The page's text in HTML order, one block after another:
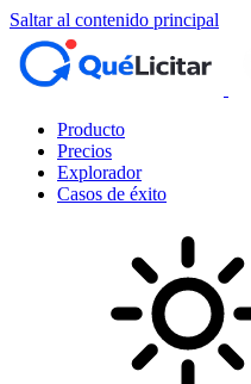
Saltar al contenido principal
Producto
Precios
Explorador
Casos de éxito